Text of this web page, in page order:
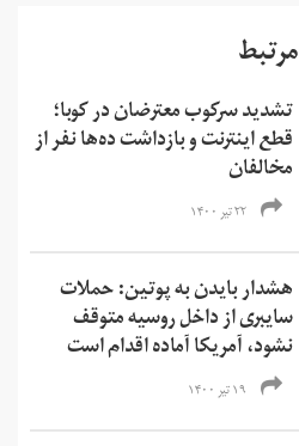
مرتبط
تشدید سرکوب معترضان در کوبا؛
قطع اینترنت و بازداشت ده‌ها نفر از
مخالفان
۲۲ تیر ۱۴۰۰
هشدار بایدن به پوتین: حملات
سایبری از داخل روسیه متوقف
نشود، آمریکا آماده اقدام است
۱۹ تیر ۱۴۰۰